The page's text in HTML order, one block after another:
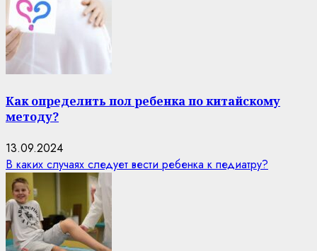
Как определить пол ребенка по китайскому
методу?
13.09.2024
В каких случаях следует вести ребенка к педиатру?